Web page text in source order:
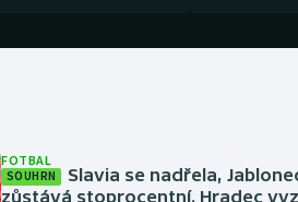
FOTBAL
SOUHRN
Slavia se nadřela,
zůstává stoprocentní. Hradec